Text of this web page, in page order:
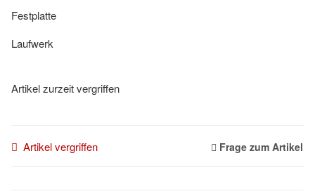
Festplatte
Laufwerk
Artikel zurzeit vergriffen
Artikel vergriffen Frage zum Artikel